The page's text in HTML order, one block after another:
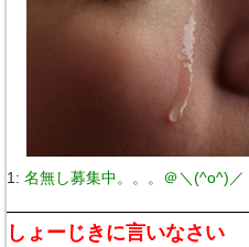
1: 名無し募集中。。。＠＼(^o^)／
しょーじきに言いなさい